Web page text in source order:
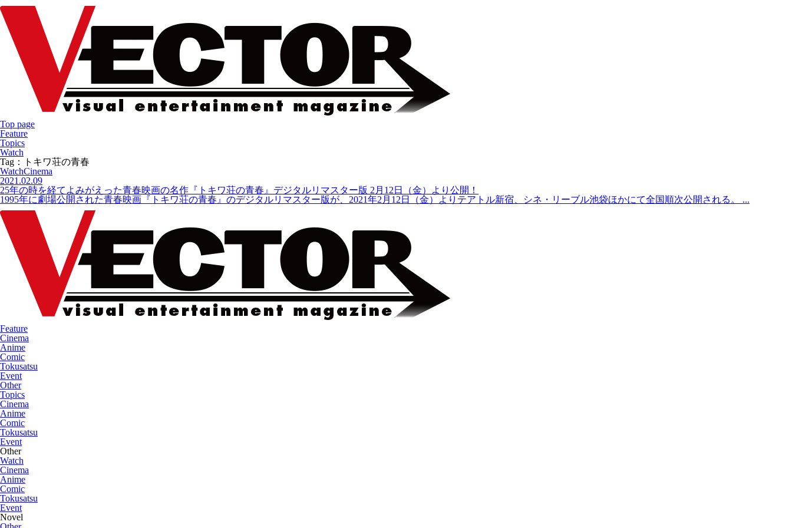
Top page
Feature
Topics
Watch
Tag：トキワ荘の青春
WatchCinema
2021.02.09
25年の時を経てよみがえった青春映画の名作『トキワ荘の青春』デジタルリマスター版 2月12日（金）より公開！
1995年に劇場公開された青春映画『トキワ荘の青春』のデジタルリマスター版が、2021年2月12日（金）よりテアトル新宿、シネ・リーブル池袋ほかにて全国順次公開される。 ...
Feature
Cinema
Anime
Comic
Tokusatsu
Event
Other
Topics
Cinema
Anime
Comic
Tokusatsu
Event
Other
Watch
Cinema
Anime
Comic
Tokusatsu
Event
Novel